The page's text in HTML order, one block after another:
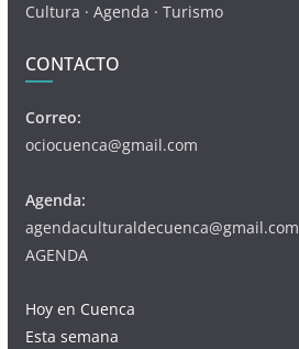
Cultura · Agenda · Turismo
CONTACTO
Correo:
ociocuenca@gmail.com
Agenda:
agendaculturaldecuenca@gmail.com
AGENDA
Hoy en Cuenca
Esta semana